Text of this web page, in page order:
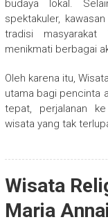
budaya lokal.
spektakuler,
tradisi masyarakat
menikmati berbagai
Oleh karena itu,
utama bagi pencinta
tepat, perjalanan
wisata yang tak
Wisata
Maria